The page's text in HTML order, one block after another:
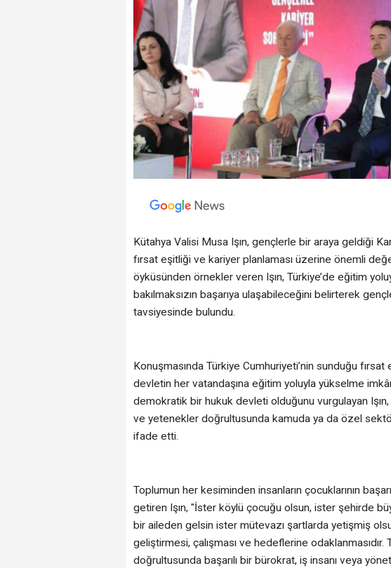
Kütahya Valisi Musa Işın, gençlerle bir araya geldiği
fırsat eşitliği ve kariyer planlaması üzerine önemli
öyküsünden örnekler veren Işın, Türkiye’de eğitim
bakılmaksızın başarıya ulaşabileceğini belirterek
tavsiyesinde bulundu.
Konuşmasında Türkiye Cumhuriyeti’nin sunduğu
devletin her vatandaşına eğitim yoluyla yükselme
demokratik bir hukuk devleti olduğunu vurgulayan
ve yetenekler doğrultusunda kamuda ya da özel
ifade etti.
Toplumun her kesiminden insanların çocuklarının
getiren Işın, "İster köylü çocuğu olsun, ister şehirde
bir aileden gelsin ister mütevazı şartlarda yetişmiş
geliştirmesi, çalışması ve hedeflerine
doğrultusunda başarılı bir bürokrat, iş insanı veya